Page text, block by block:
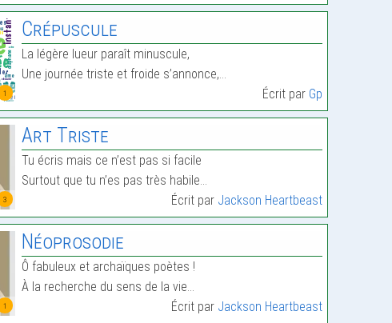
1
Crépuscule
La légère lueur paraît minuscule,
Une journée triste et froide s’annonce,…
Écrit par Gp
3
Art Triste
Tu écris mais ce n’est pas si facile
Surtout que tu n’es pas très habile…
Écrit par Jackson Heartbeast
1
Néoprosodie
Ô fabuleux et archaïques poètes !
À la recherche du sens de la vie…
Écrit par Jackson Heartbeast